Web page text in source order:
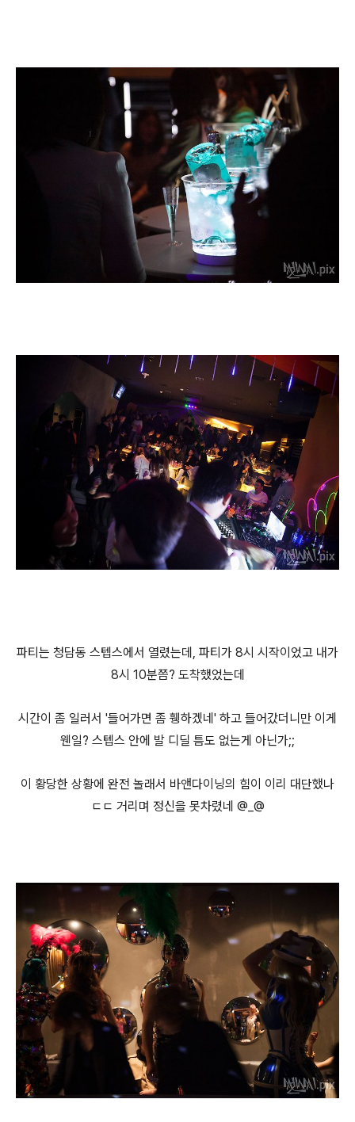
파티는 청담동 스텝스에서 열렸는데, 파티가 8시 시작이었고 내가
8시 10분쯤? 도착했었는데
시간이 좀 일러서 '들어가면 좀 휑하겠네' 하고 들어갔더니만 이게
웬일? 스텝스 안에 발 디딜 틈도 없는게 아닌가;;
이 황당한 상황에 완전 놀래서 바앤다이닝의 힘이 이리 대단했나
ㄷㄷ 거리며 정신을 못차렸네 @_@